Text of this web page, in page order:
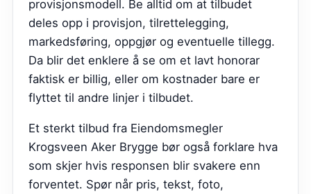
provisjonsmodell. Be alltid om at tilbudet
deles opp i provisjon, tilrettelegging,
markedsføring, oppgjør og eventuelle tillegg.
Da blir det enklere å se om et lavt honorar
faktisk er billig, eller om kostnader bare er
flyttet til andre linjer i tilbudet.
Et sterkt tilbud fra Eiendomsmegler
Krogsveen Aker Brygge bør også forklare hva
som skjer hvis responsen blir svakere enn
forventet. Spør når pris, tekst, foto,